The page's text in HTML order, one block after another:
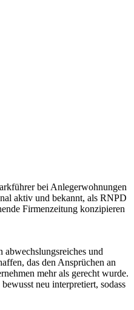
bei Anlegerwohnungen
aktiv und bekannt, als RNPD
Firmenzeitung konzipieren
und
das den Ansprüchen an
mehr als gerecht wurde.
neu interpretiert, sodass